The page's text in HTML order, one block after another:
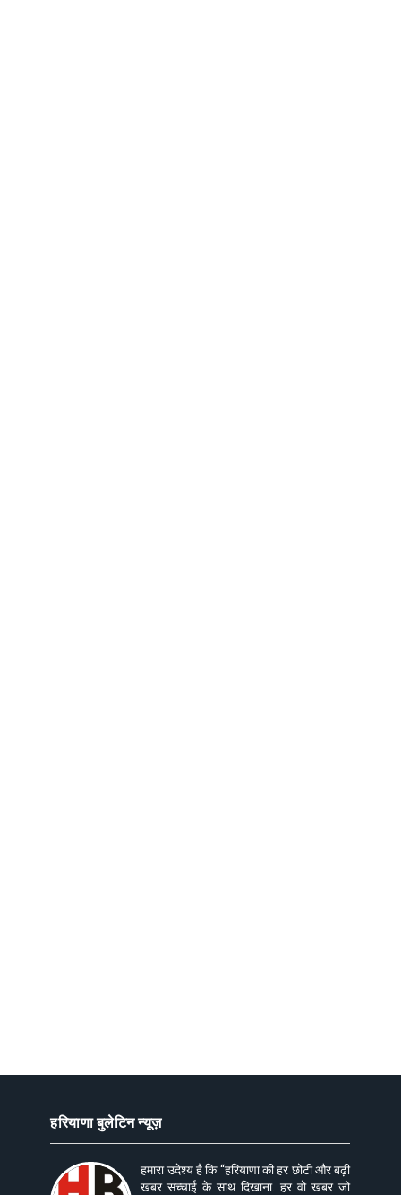
हरियाणा बुलेटिन न्यूज़
हमारा उदेश्य है कि “हरियाणा की हर छोटी और बढ़ी
खबर सच्चाई के साथ दिखाना. हर वो खबर जो